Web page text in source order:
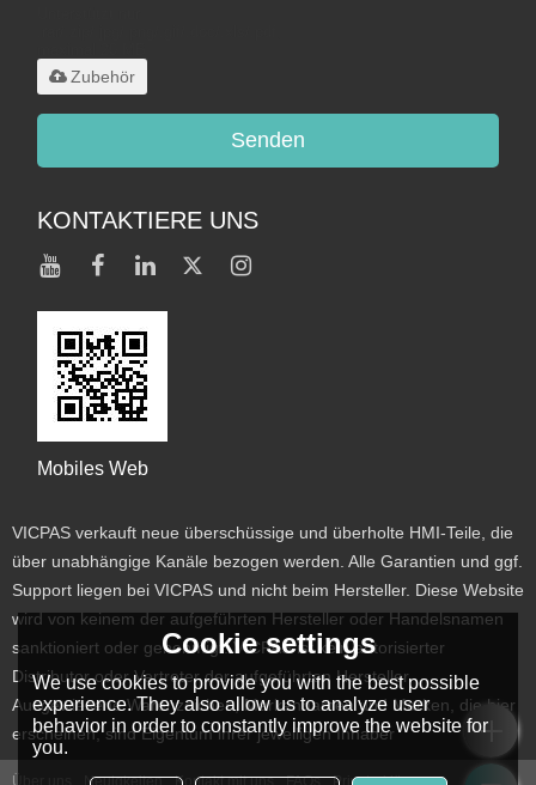
Zubehör
Senden
KONTAKTIERE UNS
Mobiles Web
VICPAS verkauft neue überschüssige und überholte HMI-Teile, die
über unabhängige Kanäle bezogen werden. Alle Garantien und ggf.
Support liegen bei VICPAS und nicht beim Hersteller. Diese Website
wird von keinem der aufgeführten Hersteller oder Handelsnamen
sanktioniert oder genehmigt. VICPAS ist kein autorisierter
Distributor oder Vertreter der aufgeführten Hersteller.
Ausgewiesene Warenzeichen, Markennamen und Marken, die hier
erscheinen, sind Eigentum ihrer jeweiligen Inhaber
Cookie settings
We use cookies to provide you with the best possible
experience. They also allow us to analyze user
behavior in order to constantly improve the website for
you.